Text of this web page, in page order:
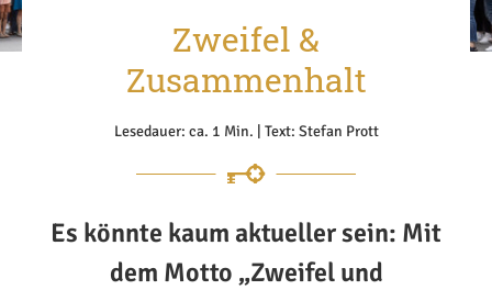
Zweifel &
Zusammenhalt
Lesedauer: ca. 1 Min. | Text: Stefan Prott
Es könnte kaum aktueller sein: Mit
dem Motto „Zweifel und